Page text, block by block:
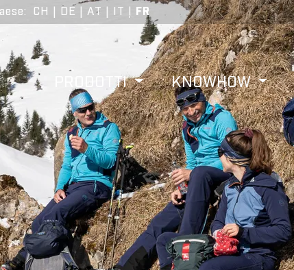
: CH DE AT FR
PRODOTTI KNOWHOW